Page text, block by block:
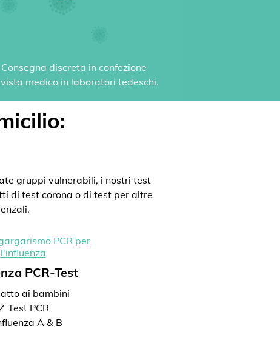
discreta in confezione
medico in laboratori tedeschi.
gruppi vulnerabili, i nostri test
di test corona o di test per altre
PCR-Test
ai bambini
Test PCR
A & B